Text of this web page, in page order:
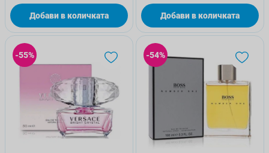
Добави в количката Добави в количката
-55% -54%